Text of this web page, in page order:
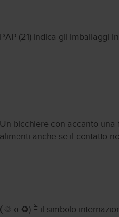
PAP (21) indica gli imballaggi
Un bicchiere con accanto
alimenti anche se il contatto
(♲ o ♻) È il simbolo